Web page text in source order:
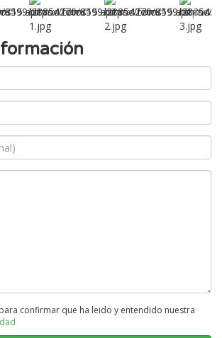
confirmar que ha leido y entendido nuestra